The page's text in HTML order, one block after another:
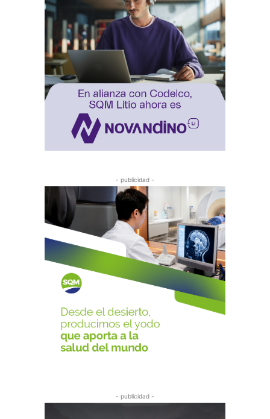
- publicidad -
- publicidad -